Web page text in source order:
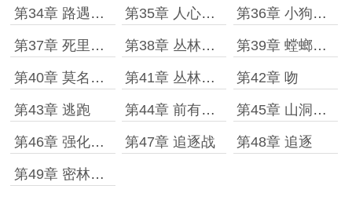
第34章 路遇小队 第35章 人心叵测 第36章 小狗图画
第37章 死里逃生 第38章 丛林地窟 第39章 螳螂捕蝉,黄雀在后。
第40章 莫名其妙多出个女朋友 第41章 丛林宝箱 第42章 吻
第43章 逃跑 第44章 前有狼后有虎 第45章 山洞解毒
第46章 强化药水 第47章 追逐战 第48章 追逐
第49章 密林激战